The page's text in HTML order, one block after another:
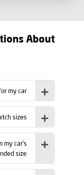
About
my car?
sizes?
car’s
size?